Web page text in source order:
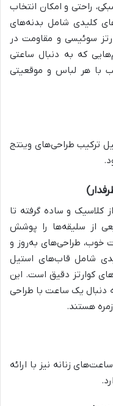
راحتی و امکان انتخاب
کلیدی شامل بدنه‌های
سوئیسی و مقاومت در
که به دنبال ساعتی
با هر لباس و موقعیتی
ترکیب طراحی‌های وینتج
کلاسیک و ساده گرفته تا
از سلیقه‌ها را پوشش
خوب، طراحی‌های به‌روز و
شامل قاب‌های استیل
کوارتز دقیق است. این
دنبال یک ساعت با طراحی
هستند.
زنانه نیز با ارائه